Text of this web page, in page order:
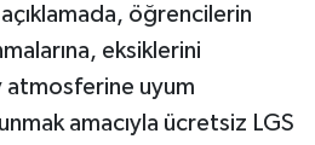
öğrencilerin
eksiklerini
atmosferine uyum
amacıyla ücretsiz LGS